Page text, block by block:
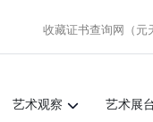
收藏证书查询网（元
艺术观察 艺术展